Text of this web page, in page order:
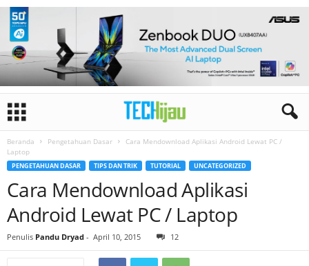
Beranda Pengetahuan Dasar
Cara Mendownload Aplikasi Android Lewat PC /
Laptop
PENGETAHUAN DASAR TIPS DAN TRIK TUTORIAL UNCATEGORIZED
Cara Mendownload Aplikasi
Android Lewat PC / Laptop
Penulis Pandu Dryad - April 10, 2015 12